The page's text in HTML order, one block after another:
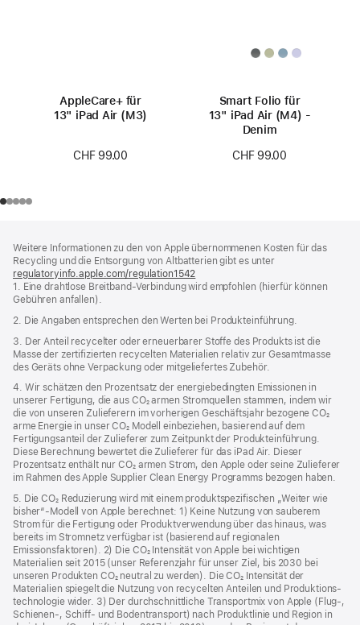
AppleCare+ für
13" iPad Air (M3)
CHF 99.00
Smart Folio für
13" iPad Air (M4) -
Denim
CHF 99.00
Weitere Informationen zu den von Apple übernommenen Kosten für das
Recycling und die Entsorgung von Altbatterien gibt es unter
regulatoryinfo.apple.com/regulation1542
ein
1. Eine drahtlose Breitband-Verbindung wird empfohlen (hierfür können
Gebühren anfallen).
2. Die Angaben entsprechen den Werten bei Produkteinführung.
3. Der Anteil recycelter oder erneuerbarer Stoffe des Produkts ist die
Masse der zertifizierten recycelten Materialien relativ zur Gesamtmasse
des Geräts ohne Verpackung oder mitgeliefertes Zubehör.
4. Wir schätzen den Prozentsatz der energiebedingten Emissionen in
unserer Fertigung, die aus CO₂ armen Stromquellen stammen, indem wir
die von unseren Zulieferern im vorherigen Geschäftsjahr bezogene CO₂
arme Energie in unser CO₂ Modell einbeziehen, basierend auf dem
Fertigungsanteil der Zulieferer zum Zeitpunkt der Produkt­einführung.
Diese Berechnung bewertet die Zulieferer für das iPad Air. Dieser
Prozentsatz enthält nur CO₂ armen Strom, den Apple oder seine Zulieferer
im Rahmen des Apple Supplier Clean Energy Programms bezogen haben.
5. Die CO₂ Reduzierung wird mit einem produktspezifischen „Weiter wie
bisher“-Modell von Apple berechnet: 1) Keine Nutzung von sauberem
Strom für die Fertigung oder Produktverwendung über das hinaus, was
bereits im Stromnetz verfügbar ist (basierend auf regionalen
Emissionsfaktoren). 2) Die CO₂ Intensität von Apple bei wichtigen
Materialien seit 2015 (unser Referenzjahr für unser Ziel, bis 2030 bei
unseren Produkten CO₂ neutral zu werden). Die CO₂ Intensität der
Materialien spiegelt die Nutzung von recycelten Anteilen und Produktions­
technologie wider. 3) Der durchschnittliche Transportmix von Apple (Flug‑,
Schienen‑, Schiff‑ und Bodentransport) nach Produktlinie und Region in